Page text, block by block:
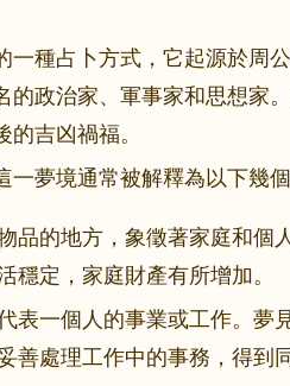
一種占卜方式，它起源於周
的政治家、軍事家和思想家
吉凶禍福。
夢境通常被解釋為以下幾
品的地方，象徵著家庭和個
穩定，家庭財產有所增加。
表一個人的事業或工作。夢
善處理工作中的事務，得到